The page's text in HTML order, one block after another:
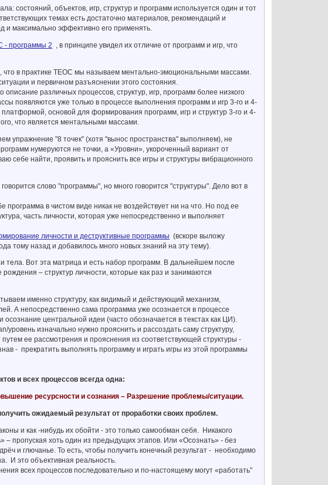
состояний, объектов, игр, структур и программ используется один и тот
темах есть достаточно материалов, рекомендаций и
и максимально эффективно его применять.
- программы 2 , в принципе увидел их отличие от программ и игр, что
что в практике ТЕОС мы называем ментально-эмоциональными массами.
и первичном разъяснении этого состояния.
различных процессов, структур, игр, программ более низкого
появляются уже только в процессе выполнения программ и игр 3-го и 4-
основой для формирования программ, игр и структур 3-го и 4-
что является ментальными массами.
упражнение "8 точек" (хотя "вынос пространства" выполняем), не
нумеруются не точки, а «Уровни», укороченный вариант от
себе найти, проявить и прояснить все игры и структуры вибрационного
слово "программы", но много говорится "структуры". Дело вот в
в чистом виде никак не воздействует ни на что. Но под ее
часть личности, которая уже непосредственно и выполняет
личности и деструктивные программы (вскоре выложу
тому назад и добавилось много новых знаний на эту тему).
тела. Вот эта матрица и есть набор программ. В дальнейшем после
– структур личности, которые как раз и занимаются
именно структуру, как видимый и действующий механизм,
А непосредственно сама программа уже осознается в процессе
центральной идеи (часто обозначается в текстах как ЦИ).
уровень изначально нужно прояснить и рассоздать саму структуру,
ее рассмотрения и прояснения из соответствующей структуры -
- прекратить выполнять программу и играть игры из этой программы
и всех процессов всегда одна:
ресурсности и сознания – Разрешение проблемы/ситуации.
ожидаемый результат от проработки своих проблем.
и как -нибудь их обойти - это только самообман себя. Никакого
– пропуская хоть один из предыдущих этапов. Или «Осознать» - без
и глючанье. То есть, чтобы получить конечный результат - необходимо
И это объективная реальность.
всех процессов последовательно и по-настоящему могут «работать"